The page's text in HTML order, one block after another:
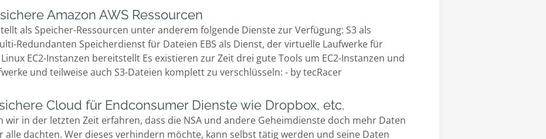
Amazon AWS Ressourcen
als Speicher-Ressourcen unter anderem folgende Dienste zur Verfügung: S3 als
Redundanten Speicherdienst für Dateien EBS als Dienst, der virtuelle Laufwerke für
EC2-Instanzen bereitstellt Es existieren zur Zeit drei gute Tools um EC2-Instanzen und
und teilweise auch S3-Dateien komplett zu verschlüsseln: - by tecRacer
sichere Cloud für Endconsumer Dienste wie Dropbox, etc.
wir in der letzten Zeit erfahren, dass die NSA und andere Geheimdienste doch mehr Daten
alle dachten. Wer dieses verhindern möchte, kann selbst tätig werden und seine Daten